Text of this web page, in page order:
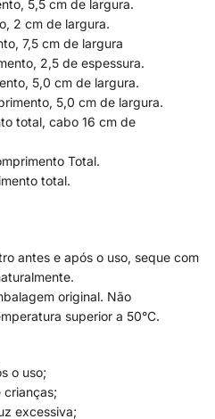
5,5 cm de largura.
2 cm de largura.
7,5 cm de largura
2,5 de espessura.
5,0 cm de largura.
5,0 cm de largura.
total, cabo 16 cm de
Total.
total.
antes e após o uso, seque com
original. Não
superior a 50°C.
o uso;
crianças;
excessiva;